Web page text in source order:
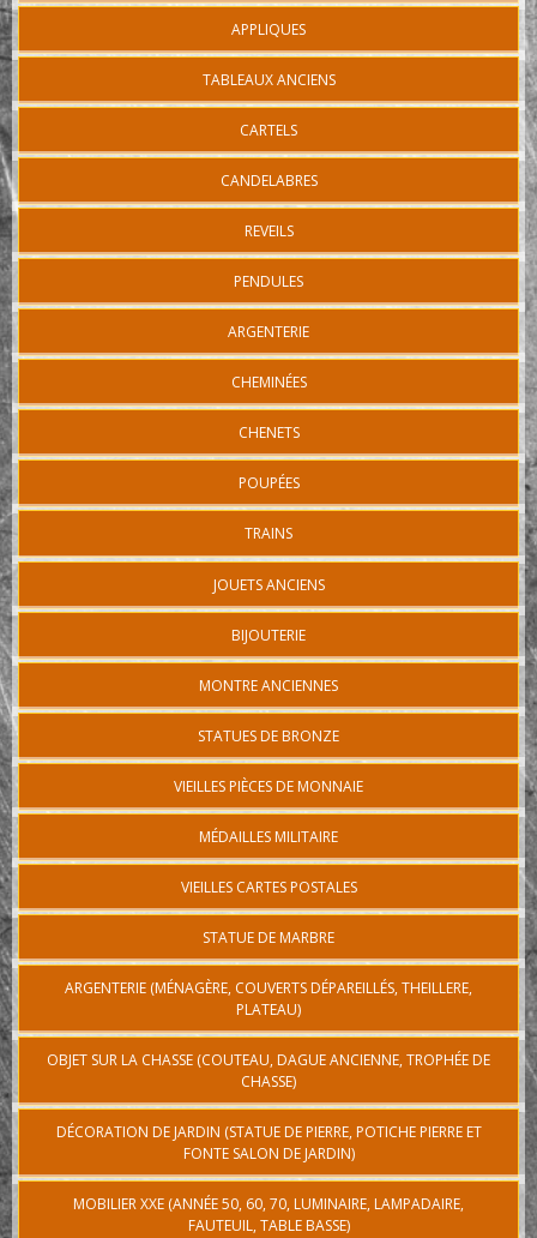
APPLIQUES
TABLEAUX ANCIENS
CARTELS
CANDELABRES
REVEILS
PENDULES
ARGENTERIE
CHEMINÉES
CHENETS
POUPÉES
TRAINS
JOUETS ANCIENS
BIJOUTERIE
MONTRE ANCIENNES
STATUES DE BRONZE
VIEILLES PIÈCES DE MONNAIE
MÉDAILLES MILITAIRE
VIEILLES CARTES POSTALES
STATUE DE MARBRE
ARGENTERIE (MÉNAGÈRE, COUVERTS DÉPAREILLÉS, THEILLERE,
PLATEAU)
OBJET SUR LA CHASSE (COUTEAU, DAGUE ANCIENNE, TROPHÉE DE
CHASSE)
DÉCORATION DE JARDIN (STATUE DE PIERRE, POTICHE PIERRE ET
FONTE SALON DE JARDIN)
MOBILIER XXE (ANNÉE 50, 60, 70, LUMINAIRE, LAMPADAIRE,
FAUTEUIL, TABLE BASSE)